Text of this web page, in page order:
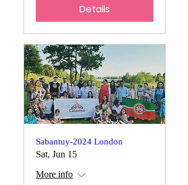
Details
Sabantuy-2024 London
Sat, Jun 15
More info